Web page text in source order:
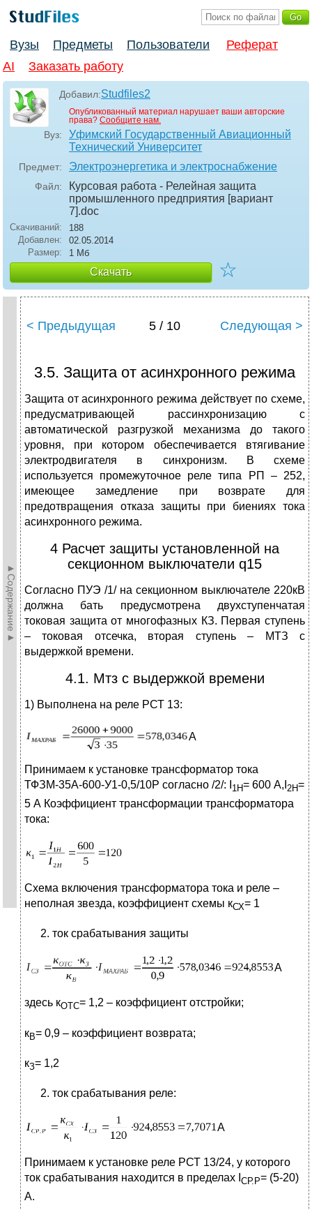
Вузы Предметы Пользователи
Реферат
AI
Заказать работу
Добавил:Studfiles2
Опубликованный материал нарушает ваши авторские
права? Сообщите нам.
Вуз:
Уфимский Государственный Авиационный
Технический Университет
Предмет: Электроэнергетика и электроснабжение
Файл:
Курсовая работа - Релейная защита
промышленного предприятия [вариант
7].doc
Скачиваний:
188
Добавлен:
02.05.2014
Размер:
1 Мб
Скачать ☆
►Содержание►
< Предыдущая 5 / 10 Следующая >
3.5. Защита от асинхронного режима
Защита от асинхронного режима действует по схеме,
предусматривающей рассинхронизацию с
автоматической разгрузкой механизма до такого
уровня, при котором обеспечивается втягивание
электродвигателя в синхронизм. В схеме
используется промежуточное реле типа РП – 252,
имеющее замедление при возврате для
предотвращения отказа защиты при биениях тока
асинхронного режима.
4 Расчет защиты установленной на
секционном выключатели q15
Согласно ПУЭ /1/ на секционном выключателе 220кВ
должна бать предусмотрена двухступенчатая
токовая защита от многофазных КЗ. Первая ступень
– токовая отсечка, вторая ступень – МТЗ с
выдержкой времени.
4.1. Мтз с выдержкой времени
1) Выполнена на реле РСТ 13:
А
Принимаем к установке трансформатор тока
ТФЗМ-35А-600-У1-0,5/10Р согласно /2/: I
1Н= 600 А,I 2Н=
5 А Коэффициент трансформации трансформатора
тока:
Схема включения трансформатора тока и реле –
неполная звезда, коэффициент схемы кСХ= 1
ток срабатывания защиты
А
здесь кОТС= 1,2 – коэффициент отстройки;
кВ= 0,9 – коэффициент возврата;
кЗ= 1,2
ток срабатывания реле:
А
Принимаем к установке реле РСТ 13/24, у которого
ток срабатывания находится в пределах I СР.Р= (5-20)
А.